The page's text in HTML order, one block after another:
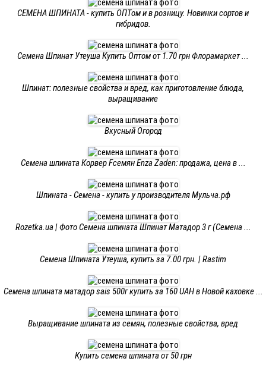
СЕМЕНА ШПИНАТА - купить ОПТом и в розницу. Новинки сортов и
гибридов.
Семена Шпинат Утеуша Купить Оптом от 1.70 грн Флорамаркет ...
Шпинат: полезные свойства и вред, как приготовление блюда,
выращивание
Вкусный Огород
Семена шпината Корвер Fсемян Enza Zaden: продажа, цена в ...
Шпината - Семена - купить у производителя Мульча.рф
Rozetka.ua | Фото Семена шпината Шпинат Матадор 3 г (Семена ...
Семена Шпината Утеуша, купить за 7.00 грн. | Rastim
Семена шпината матадор sais 500г купить за 160 UAH в Новой каховке ...
Выращивание шпината из семян, полезные свойства, вред
Купить семена шпината от 50 грн